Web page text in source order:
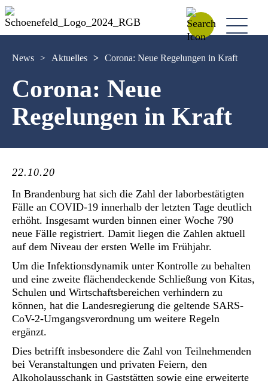
News > Aktuelles > Corona: Neue Regelungen in Kraft
Corona: Neue
Regelungen in Kraft
22.10.20
In Brandenburg hat sich die Zahl der laborbestätigten
Fälle an COVID-19 innerhalb der letzten Tage deutlich
erhöht. Insgesamt wurden binnen einer Woche 790
neue Fälle registriert. Damit liegen die Zahlen aktuell
auf dem Niveau der ersten Welle im Frühjahr.
Um die Infektionsdynamik unter Kontrolle zu behalten
und eine zweite flächendeckende Schließung von Kitas,
Schulen und Wirtschaftsbereichen verhindern zu
können, hat die Landesregierung die geltende SARS-
CoV-2-Umgangsverordnung um weitere Regeln
ergänzt.
Dies betrifft insbesondere die Zahl von Teilnehmenden
bei Veranstaltungen und privaten Feiern, den
Alkoholausschank in Gaststätten sowie eine erweiterte